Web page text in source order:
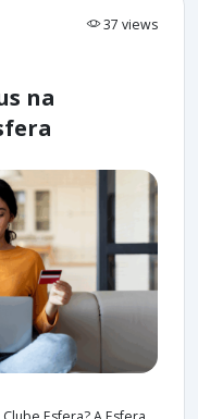
37 views
na